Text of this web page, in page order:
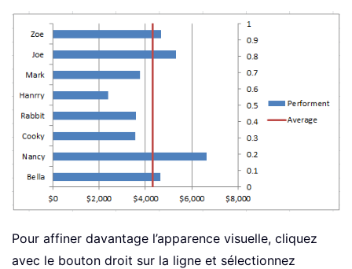
Pour affiner davantage l’apparence visuelle, cliquez
avec le bouton droit sur la ligne et sélectionnez